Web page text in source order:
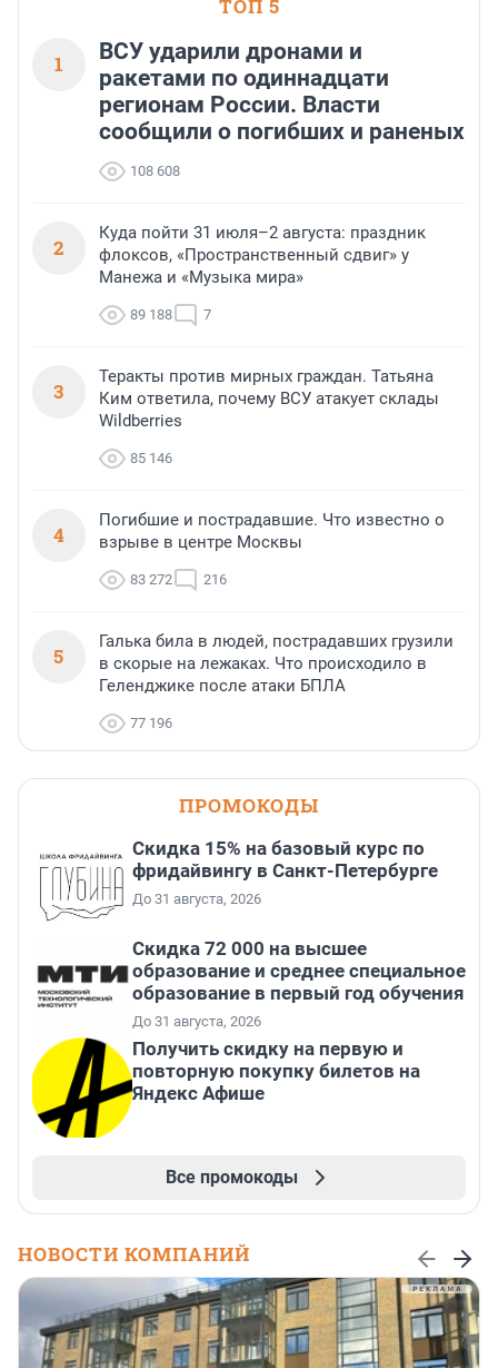
ТОП 5
1
ВСУ ударили дронами и
ракетами по одиннадцати
регионам России. Власти
сообщили о погибших и раненых
108 608
2
Куда пойти 31 июля–2 августа: праздник
флоксов, «Пространственный сдвиг» у
Манежа и «Музыка мира»
89 188 7
3
Теракты против мирных граждан. Татьяна
Ким ответила, почему ВСУ атакует склады
Wildberries
85 146
4
Погибшие и пострадавшие. Что известно о
взрыве в центре Москвы
83 272 216
5
Галька била в людей, пострадавших грузили
в скорые на лежаках. Что происходило в
Геленджике после атаки БПЛА
77 196
ПРОМОКОДЫ
Скидка 15% на базовый курс по
фридайвингу в Санкт-Петербурге
До 31 августа, 2026
Скидка 72 000 на высшее
образование и среднее специальное
образование в первый год обучения
До 31 августа, 2026
Получить скидку на первую и
повторную покупку билетов на
Яндекс Афише
Все промокоды
НОВОСТИ КОМПАНИЙ